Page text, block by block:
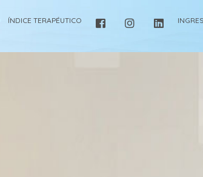
ÍNDICE TERAPÉUTICO